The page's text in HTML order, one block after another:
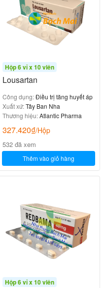
Hộp 6 vỉ x 10 viên
Lousartan
Công dụng:Điều trị tăng huyết áp
Xuất xứ:Tây Ban Nha
Thương hiệu:Atlantic Pharma
327.420₫/Hộp
532 đã xem
Thêm vào giỏ hàng
Hộp 6 vỉ x 10 viên